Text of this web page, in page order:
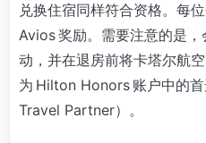
兑换住宿同样符合资格。每
Avios 奖励。需要注意的是
动，并在退房前将卡塔尔航
为 Hilton Honors 账户中的
Travel Partner）。